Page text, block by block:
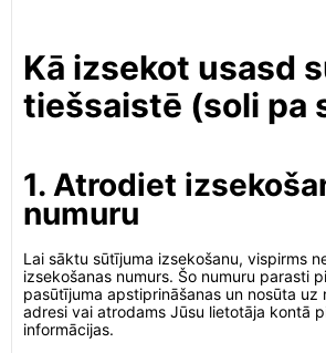
Kā izsekot usasd
tiešsaistē (soli pa
1. Atrodiet
numuru
Lai sāktu sūtījuma izsekošanu, vispirms
izsekošanas numurs. Šo numuru parasti
pasūtījuma apstiprināšanas un nosūta
adresi vai atrodams Jūsu lietotāja kontā
informācijas.